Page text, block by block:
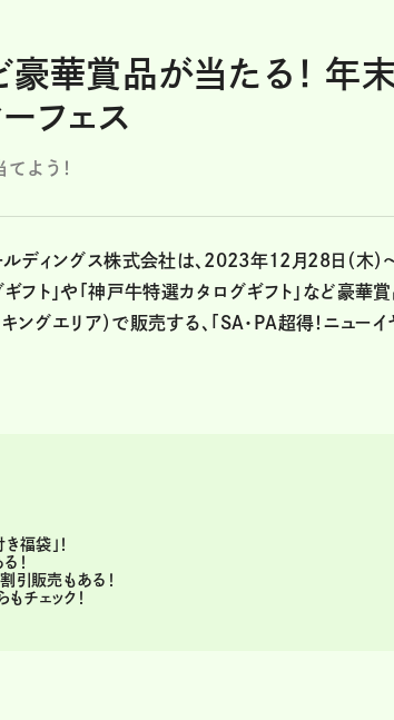
華賞品が当たる！ 年
フェス
よう！
ディングス株式会社は、2023年12月28日（木
フト」や「神戸牛特選カタログギフト」など豪華
ングエリア）で販売する、「SA・PA超得！ニューイ
福袋」！
！
引販売もある！
チェック！